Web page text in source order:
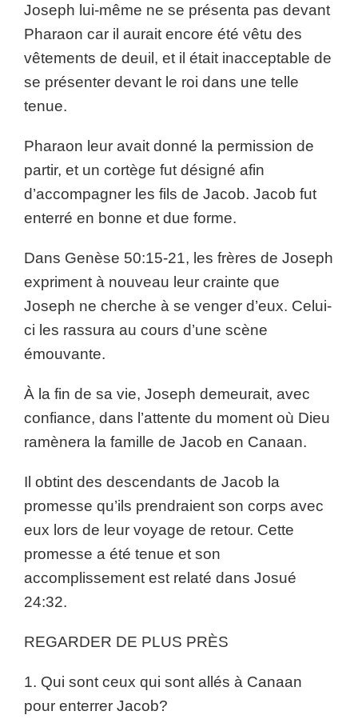
Joseph lui-même ne se présenta pas devant
Pharaon car il aurait encore été vêtu des
vêtements de deuil, et il était inacceptable de
se présenter devant le roi dans une telle
tenue.
Pharaon leur avait donné la permission de
partir, et un cortège fut désigné afin
d’accompagner les fils de Jacob. Jacob fut
enterré en bonne et due forme.
Dans Genèse 50:15-21, les frères de Joseph
expriment à nouveau leur crainte que
Joseph ne cherche à se venger d’eux. Celui-
ci les rassura au cours d’une scène
émouvante.
À la fin de sa vie, Joseph demeurait, avec
confiance, dans l’attente du moment où Dieu
ramènera la famille de Jacob en Canaan.
Il obtint des descendants de Jacob la
promesse qu’ils prendraient son corps avec
eux lors de leur voyage de retour. Cette
promesse a été tenue et son
accomplissement est relaté dans Josué
24:32.
REGARDER DE PLUS PRÈS
1. Qui sont ceux qui sont allés à Canaan
pour enterrer Jacob?